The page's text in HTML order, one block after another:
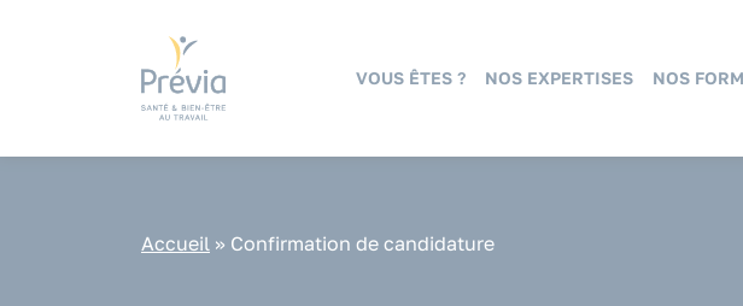
VOUS ÊTES ? NOS EXPERTISES NOS
Accueil » Confirmation de candidature